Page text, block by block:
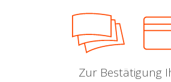
Zur Bestätigung